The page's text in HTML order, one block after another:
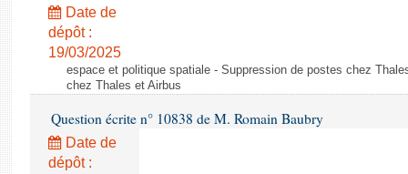
Date de
dépôt :
19/03/2025
espace et politique spatiale - Suppression de postes chez
chez Thales et Airbus
Question écrite n° 10838 de M. Romain Baubry
Date de
dépôt :